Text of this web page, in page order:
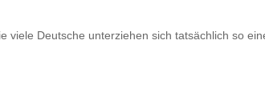
Deutsche unterziehen sich tatsächlich so